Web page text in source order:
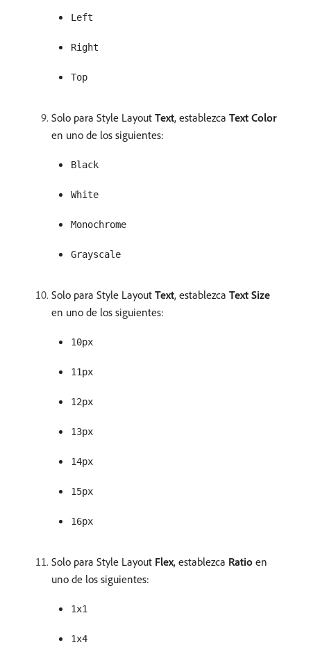
Left
Right
Top
Solo para Style Layout Text, establezca Text Color
en uno de los siguientes:
Black
White
Monochrome
Grayscale
Solo para Style Layout Text, establezca Text Size
en uno de los siguientes:
10px
11px
12px
13px
14px
15px
16px
Solo para Style Layout Flex, establezca Ratio en
uno de los siguientes:
1x1
1x4